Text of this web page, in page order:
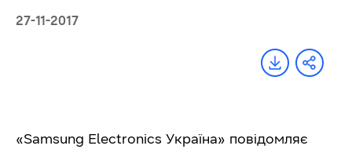
27-11-2017
«Samsung Electronics Україна» повідомляє